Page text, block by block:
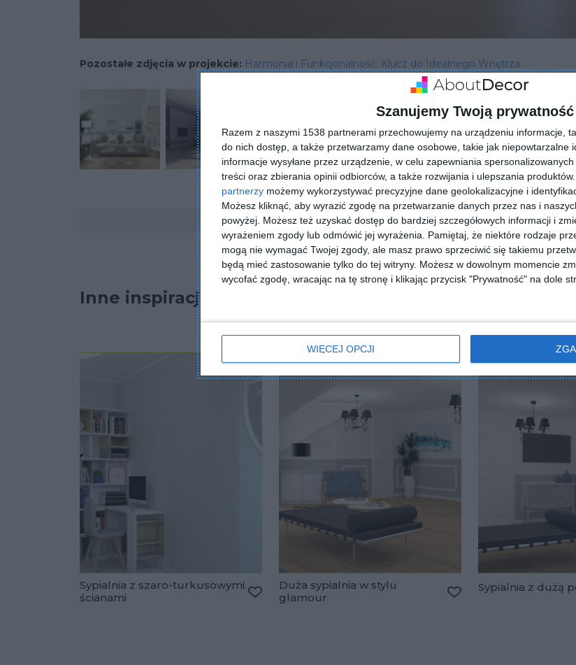
Szanujemy Twoją prywatność
Razem z naszymi 1538 partnerami przechowujemy na urządzeniu informacje,
do nich dostęp, a także przetwarzamy dane osobowe, takie jak niepowtarzalne
informacje wysyłane przez urządzenie, w celu zapewniania
treści oraz zbierania opinii odbiorców, a także rozwijania i ulepszania produktów.
partnerzy możemy wykorzystywać precyzyjne dane geolokalizacyjne i
Możesz kliknąć, aby wyrazić zgodę na przetwarzanie danych przez nas i
powyżej. Możesz też uzyskać dostęp do bardziej szczegółowych informacji i
wyrażeniem zgody lub odmówić jej wyrażenia.
Pamiętaj, że niektóre rodzaje
mogą nie wymagać Twojej zgody, ale masz prawo sprzeciwić się takiemu
będą mieć zastosowanie tylko do tej witryny. Możesz w dowolnym momencie
wycofać zgodę, wracając na tę stronę i klikając przycisk "Prywatność" na dole
WIĘCEJ OPCJI
Pozostałe zdjęcia w projekcie: Harmonia i Funkcjonalność: Klucz do Idealnego Wnętrza
ZADAJ PYTANIE
Inne inspiracje
Sypialnia z szaro-turkusowymi
ścianami
Dodaj do ulubionych
Duża sypialnia w stylu
glamour
Sypialnia z dużą